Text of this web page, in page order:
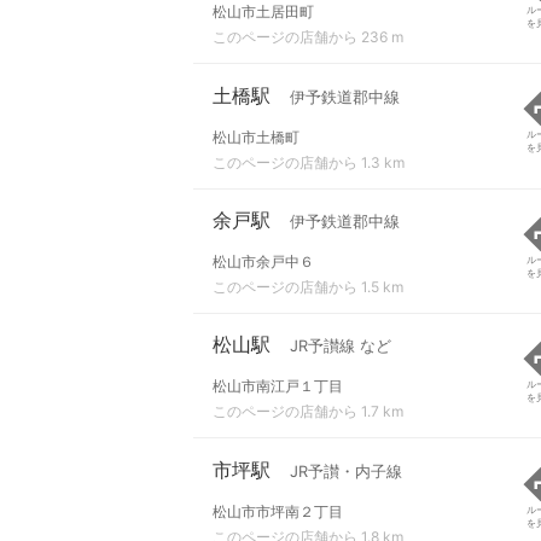
松山市土居田町
このページの店舗から 236 m
ル
を
土橋駅 伊予鉄道郡中線
松山市土橋町
このページの店舗から 1.3 km
ル
を
余戸駅 伊予鉄道郡中線
松山市余戸中６
このページの店舗から 1.5 km
ル
を
松山駅 JR予讃線 など
松山市南江戸１丁目
このページの店舗から 1.7 km
ル
を
市坪駅 JR予讃・内子線
松山市市坪南２丁目
このページの店舗から 1.8 km
ル
を